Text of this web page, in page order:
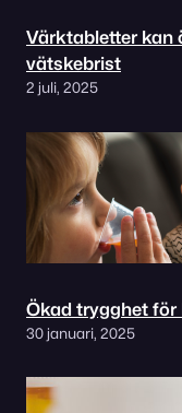
Värktabletter kan
vätskebrist
2 juli, 2025
Ökad trygghet för
30 januari, 2025